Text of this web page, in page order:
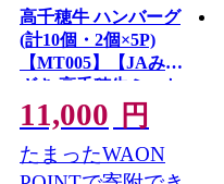
高千穂牛 ハンバーグ
(計10個・2個×5P)
【MT005】【JAみや
ざき 高千穂牛ミート
センター】
11,000 円
たまったWAON